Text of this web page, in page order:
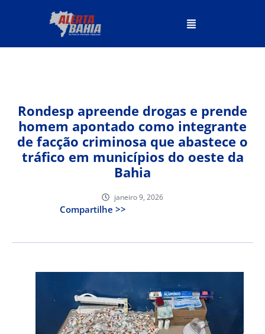
Rondesp apreende drogas e prende
homem apontado como integrante
de facção criminosa que abastece o
tráfico em municípios do oeste da
Bahia
janeiro 9, 2026
Compartilhe >>